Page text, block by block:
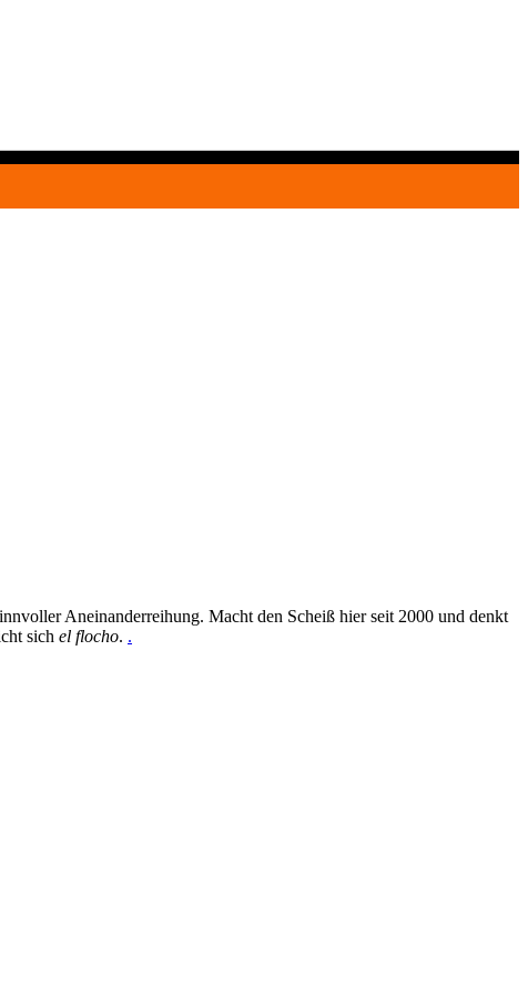
Aneinanderreihung. Macht den Scheiß hier seit 2000 und denkt
sich el flocho. .